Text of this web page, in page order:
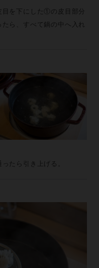
目を下にした①の皮目部分
ら、すべて鍋の中へ入れ
たら引き上げる。